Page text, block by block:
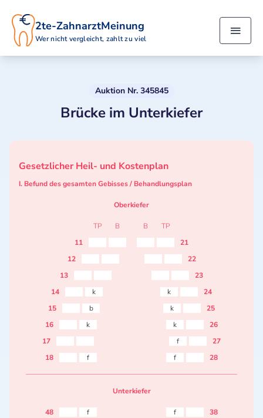
2te-ZahnarztMeinung
Wer nicht vergleicht, zahlt zu viel
Auktion Nr. 345845
Brücke im Unterkiefer
Gesetzlicher Heil- und Kostenplan
I. Befund des gesamten Gebisses / Behandlungsplan
Oberkiefer
TP B B
TP
11
21
12
22
13
23
14
k k
24
15
b k
25
16
k k
26
17
f
27
18
f f 28
Unterkiefer
48 f f
38